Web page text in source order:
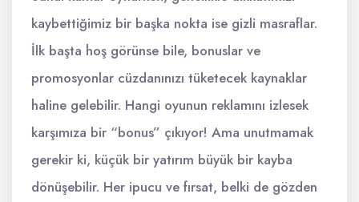
kaybettiğimiz bir başka nokta ise gizli masraflar.
İlk başta hoş görünse bile, bonuslar ve
promosyonlar cüzdanınızı tüketecek kaynaklar
haline gelebilir. Hangi oyunun reklamını izlesek
karşımıza bir “bonus” çıkıyor! Ama unutmamak
gerekir ki, küçük bir yatırım büyük bir kayba
dönüşebilir. Her ipucu ve fırsat, belki de gözden